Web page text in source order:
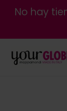
directamente
contenido
No hay